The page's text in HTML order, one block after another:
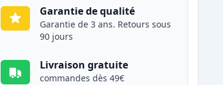
Garantie de qualité
Garantie de 3 ans. Retours sous
90 jours
Livraison gratuite
commandes dès 49€